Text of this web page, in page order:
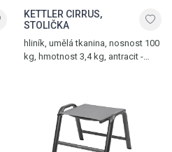
KETTLER CIRRUS,
STOLIČKA
hliník, umělá tkanina, nosnost 100
kg, hmotnost 3,4 kg, antracit -